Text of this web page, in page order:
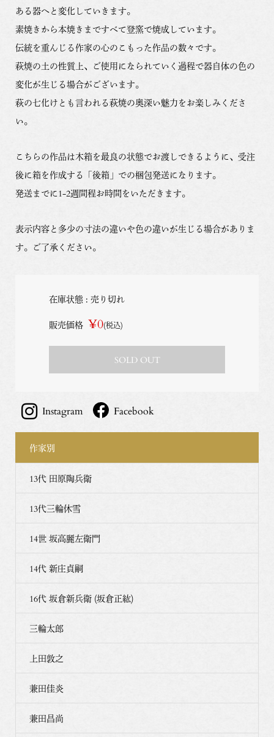
ある器へと変化していきます。
素焼きから本焼きまですべて登窯で焼成しています。
伝統を重んじる作家の心のこもった作品の数々です。
萩焼の土の性質上、ご使用になられていく過程で器自体の色の
変化が生じる場合がございます。
萩の七化けとも言われる萩焼の奥深い魅力をお楽しみくださ
い。
こちらの作品は木箱を最良の状態でお渡しできるように、受注
後に箱を作成する「後箱」での梱包発送になります。
発送までに1-2週間程お時間をいただきます。
表示内容と多少の寸法の違いや色の違いが生じる場合がありま
す。ご了承ください。
在庫状態 : 売り切れ
販売価格 ¥0(税込)
SOLD OUT
Instagram Facebook
作家別
13代 田原陶兵衛
13代三輪休雪
14世 坂高麗左衛門
14代 新庄貞嗣
16代 坂倉新兵衛 (坂倉正紘)
三輪太郎
上田敦之
兼田佳炎
兼田昌尚